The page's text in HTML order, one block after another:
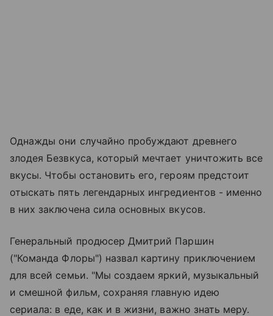
Однажды они случайно пробуждают древнего
злодея Безвкуса, который мечтает уничтожить все
вкусы. Чтобы остановить его, героям предстоит
отыскать пять легендарных ингредиентов - именно
в них заключена сила основных вкусов.
Генеральный продюсер Дмитрий Паршин
("Команда Флоры") назвал картину приключением
для всей семьи. "Мы создаем яркий, музыкальный
и смешной фильм, сохраняя главную идею
сериала: в еде, как и в жизни, важно знать меру.